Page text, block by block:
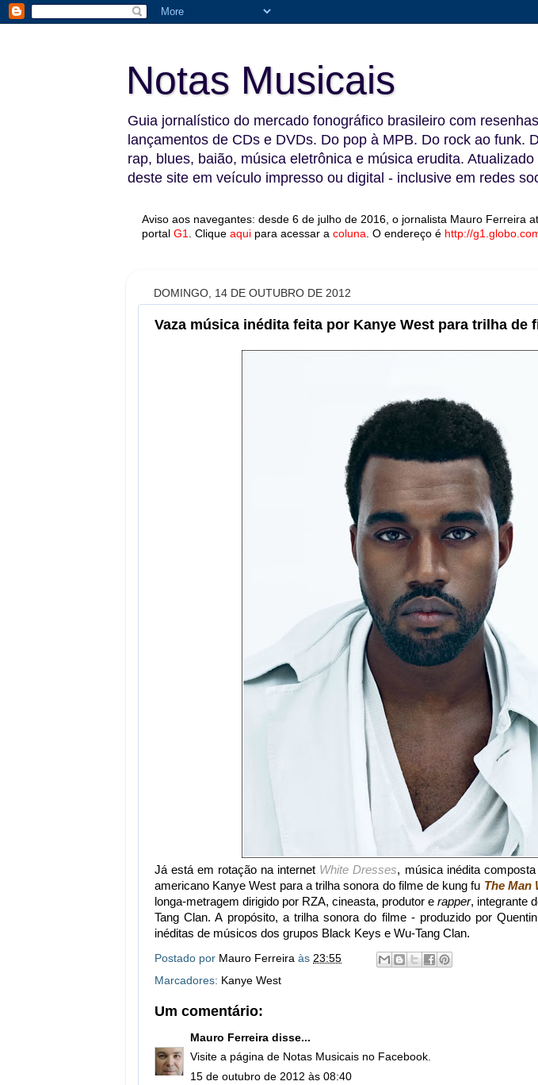
Notas Musicais
Guia jornalístico do mercado fonográfico brasileiro com
lançamentos de CDs e DVDs. Do pop à MPB. Do rock ao
rap, blues, baião, música eletrônica e música erudita.
deste site em veículo impresso ou digital - inclusive em redes
Aviso aos navegantes: desde 6 de julho de 2016, o jornalista Mauro Ferreira
portal G1 Clique aqui para acessar a coluna O endereço é http://
DOMINGO, 14 DE OUTUBRO DE 2012
Vaza música inédita feita por Kanye West para trilha de
Já está em rotação na internet White Dresses, música inédita
americano Kanye West para a trilha sonora do filme de kung fu The Man
longa-metragem dirigido por RZA, cineasta, produtor e rapper, integrante
Tang Clan. A propósito, a trilha sonora do filme - produzido por
inéditas de músicos dos grupos Black Keys e Wu-Tang Clan.
Postado por Mauro Ferreira às 23:55
Marcadores: Kanye West
Um comentário:
Mauro Ferreira disse...
Visite a página de Notas Musicais no Facebook.
15 de outubro de 2012 às 08:40